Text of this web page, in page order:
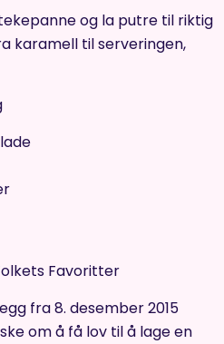
og la putre til riktig
karamell til serveringen,
Favoritter
fra 8. desember 2015
om å få lov til å lage en